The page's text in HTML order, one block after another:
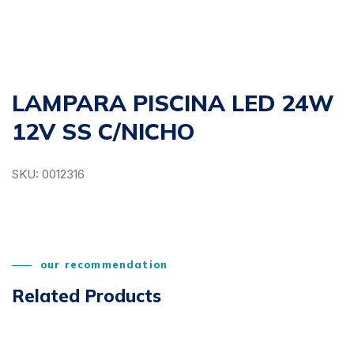
LAMPARA PISCINA LED 24W
12V SS C/NICHO
SKU: 0012316
our recommendation
Related Products